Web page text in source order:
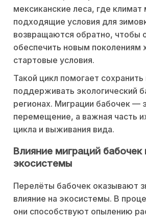
мексиканские леса, где климат
подходящие условия для
возвращаются обратно, чтобы
обеспечить новым поколениям
стартовые условия.
Такой цикл помогает сохранить
поддерживать экологический
регионах. Миграции бабочек —
перемещение, а важная часть
цикла и выживания вида.
Влияние миграций бабочек
экосистемы
Перелёты бабочек оказывают
влияние на экосистемы. В
они способствуют опылению